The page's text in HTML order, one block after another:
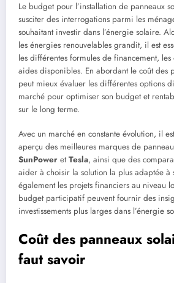
Le budget pour l’installation de panneaux
susciter des interrogations parmi les
souhaitant investir dans l’énergie solaire.
les énergies renouvelables grandit, il est
les différentes formules de financement,
aides disponibles. En abordant le coût des
peut mieux évaluer les différentes options
marché pour optimiser son budget et
sur le long terme.
Avec un marché en constante évolution, il
aperçu des meilleures marques de
SunPower etTesla, ainsi que des
aider à choisir la solution la plus adaptée à
également les projets financiers au niveau
budget participatif peuvent fournir des
investissements plus larges dans l’énergie
Coût des panneaux
faut savoir